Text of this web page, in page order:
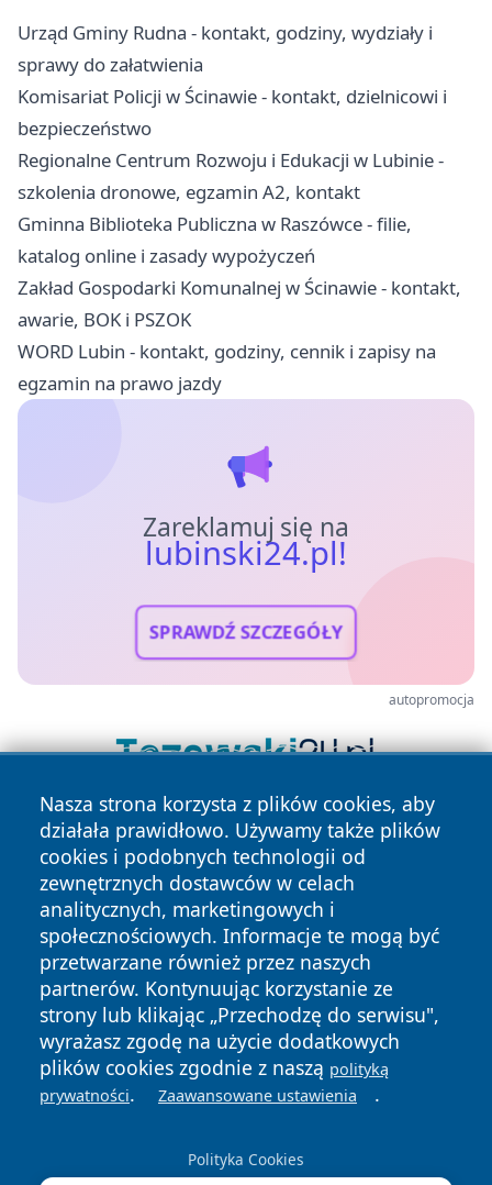
Urząd Gminy Rudna - kontakt, godziny, wydziały i
sprawy do załatwienia
Komisariat Policji w Ścinawie - kontakt, dzielnicowi i
bezpieczeństwo
Regionalne Centrum Rozwoju i Edukacji w Lubinie -
szkolenia dronowe, egzamin A2, kontakt
Gminna Biblioteka Publiczna w Raszówce - filie,
katalog online i zasady wypożyczeń
Zakład Gospodarki Komunalnej w Ścinawie - kontakt,
awarie, BOK i PSZOK
WORD Lubin - kontakt, godziny, cennik i zapisy na
egzamin na prawo jazdy
Zareklamuj się na
lubinski24.pl!
SPRAWDŹ SZCZEGÓŁY
autopromocja
Nasza strona korzysta z plików cookies, aby
działała prawidłowo. Używamy także plików
cookies i podobnych technologii od
zewnętrznych dostawców w celach
analitycznych, marketingowych i
społecznościowych. Informacje te mogą być
przetwarzane również przez naszych
partnerów. Kontynuując korzystanie ze
strony lub klikając „Przechodzę do serwisu",
wyrażasz zgodę na użycie dodatkowych
plików cookies zgodnie z naszą polityką
prywatności. Zaawansowane ustawienia .
Polityka Cookies
Copyright © 2026 lubinski24.pl Wszystkie prawa zastrzeżone.
News Autorzy
Polityka
Prywatności
Polityka
Cookies